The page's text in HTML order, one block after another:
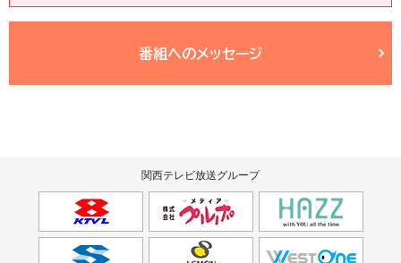
番組へのメッセージ
関西テレビ放送グループ